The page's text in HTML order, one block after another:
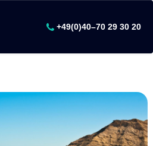
+49(0)40–70 29 30 20